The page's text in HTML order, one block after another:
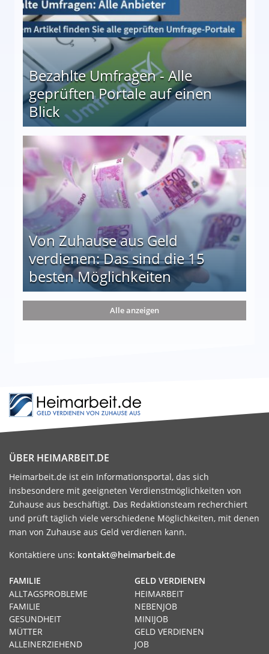
Bezahlte Umfragen - Alle
geprüften Portale auf einen
Blick
auf einen Blick
Von Zuhause aus Geld
verdienen: Das sind die 15
besten Möglichkeiten
die 15 besten Möglichkeiten
Alle anzeigen
ÜBER HEIMARBEIT.DE
Heimarbeit.de ist ein Informationsportal, das sich
insbesondere mit geeigneten Verdienstmöglichkeiten von
Zuhause aus beschäftigt. Das Redaktionsteam recherchiert
und prüft täglich viele verschiedene Möglichkeiten, mit denen
man von Zuhause aus Geld verdienen kann.
Kontaktiere uns: kontakt@heimarbeit.de
GELD VERDIENEN
HEIMARBEIT
NEBENJOB
MINIJOB
GELD VERDIENEN
JOB
FAMILIE
ALLTAGSPROBLEME
FAMILIE
GESUNDHEIT
MÜTTER
ALLEINERZIEHEND